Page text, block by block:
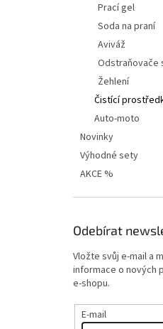
Prací gel
Soda na praní
Aviváž
Odstraňovače
Žehlení
Čistící
Auto-moto
Novinky
Výhodné sety
AKCE %
Odebírat
Vložte svůj e-mail a
informace o nových
e-shopu.
E-mail